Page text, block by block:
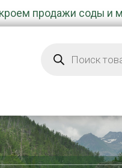
продажи соды и